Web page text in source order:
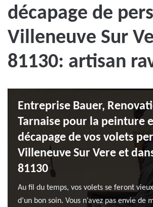
décapage de
Villeneuve Sur
81130: artisan
Entreprise Bauer,
Tarnaise pour la peinture
décapage de vos volets
Villeneuve Sur Vere et
81130
Au fil du temps, vos volets se feront
d’un bon soin. Vous n’avez pas envie de